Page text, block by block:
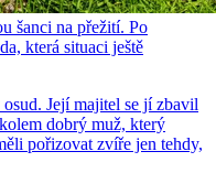
šanci na přežití. Po
která situaci ještě
Její majitel se jí zbavil
dobrý muž, který
pořizovat zvíře jen tehdy,